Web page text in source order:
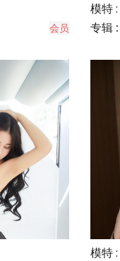
会员
模特 :
专辑 :
模特 :